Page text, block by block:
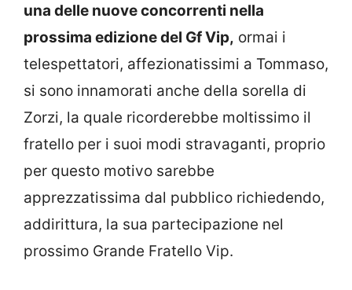
una delle nuove concorrenti nella
prossima edizione del Gf Vip, ormai i
telespettatori, affezionatissimi a Tommaso,
si sono innamorati anche della sorella di
Zorzi, la quale ricorderebbe moltissimo il
fratello per i suoi modi stravaganti, proprio
per questo motivo sarebbe
apprezzatissima dal pubblico richiedendo,
addirittura, la sua partecipazione nel
prossimo Grande Fratello Vip.